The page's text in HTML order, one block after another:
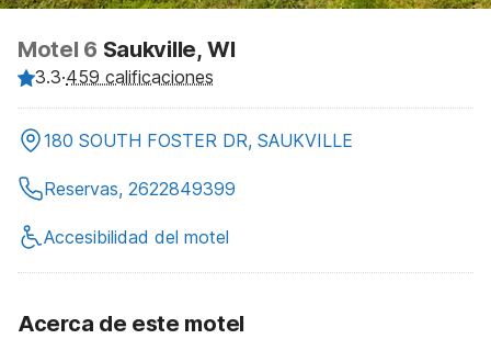
Motel 6 Saukville, WI
3.3·459 calificaciones
180 SOUTH FOSTER DR, SAUKVILLE
Reservas, 2622849399
Accesibilidad del motel
Acerca de este motel